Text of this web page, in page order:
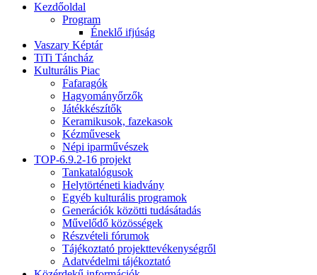
Kezdőoldal
Program
Éneklő ifjúság
Vaszary Képtár
TiTi Táncház
Kulturális Piac
Fafaragók
Hagyományőrzők
Játékkészítők
Keramikusok, fazekasok
Kézművesek
Népi iparművészek
TOP-6.9.2-16 projekt
Tankatalógusok
Helytörténeti kiadvány
Egyéb kulturális programok
Generációk közötti tudásátadás
Művelődő közösségek
Részvételi fórumok
Tájékoztató projekttevékenységről
Adatvédelmi tájékoztató